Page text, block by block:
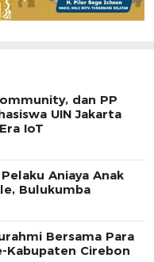
dan PP
UIN Jakarta
IoT
Aniaya Anak
Bulukumba
Bersama Para
Kabupaten Cirebon